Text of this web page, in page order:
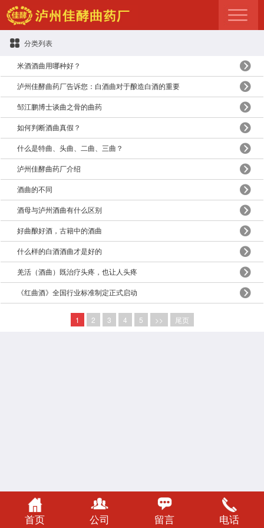
分类列表
米酒酒曲用哪种好？
泸州佳酵曲药厂告诉您：白酒曲对于酿造白酒的重要
作用
邹江鹏博士谈曲之骨的曲药
如何判断酒曲真假？
什么是特曲、头曲、二曲、三曲？
泸州佳酵曲药厂介绍
酒曲的不同
酒母与泸州酒曲有什么区别
好曲酿好酒，古籍中的酒曲
什么样的白酒酒曲才是好的
羌活（酒曲）既治疗头疼，也让人头疼
《红曲酒》全国行业标准制定正式启动
1 2 3 4 5 >> 尾页
首页 公司 留言 电话